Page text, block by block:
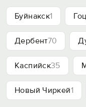
Буйнакск1
Дербент70
Каспийск35
Новый Чиркей1